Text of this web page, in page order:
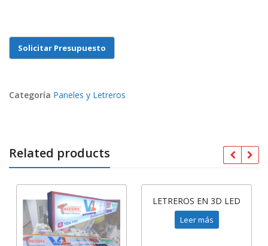
Categoría Paneles y Letreros
Related products
LETREROS EN 3D LED
Leer más